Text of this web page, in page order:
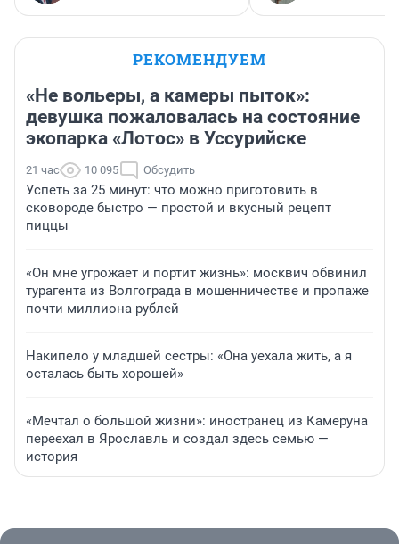
РЕКОМЕНДУЕМ
«Не вольеры, а камеры пыток»:
девушка пожаловалась на состояние
экопарка «Лотос» в Уссурийске
21 час 10 095 Обсудить
Успеть за 25 минут: что можно приготовить в
сковороде быстро — простой и вкусный рецепт
пиццы
«Он мне угрожает и портит жизнь»: москвич обвинил
турагента из Волгограда в мошенничестве и пропаже
почти миллиона рублей
Накипело у младшей сестры: «Она уехала жить, а я
осталась быть хорошей»
«Мечтал о большой жизни»: иностранец из Камеруна
переехал в Ярославль и создал здесь семью —
история